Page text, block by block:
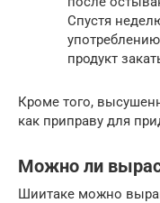
Спустя
продукт
Кроме того,
как приправу для
Можно ли
Шиитаке можно